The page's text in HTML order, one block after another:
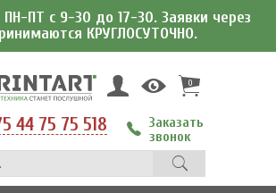
ПТ с 9-30 до 17-30. Заявки через
КРУГЛОСУТОЧНО.
0
44 75 75 518
Заказать
звонок